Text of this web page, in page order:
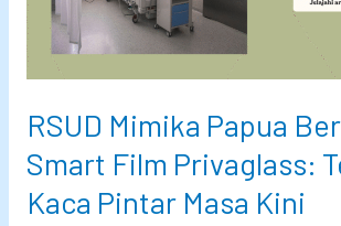
i
n
k
a
k
D
a
a
d
a
RSUD Mimika Papua
Smart Film Privaglass:
Kaca Pintar Masa Kini